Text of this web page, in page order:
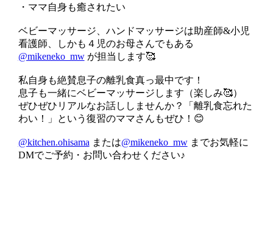
・ママ自身も癒されたい
ベビーマッサージ、ハンドマッサージは助産師&小児
看護師、しかも４児のお母さんでもある
@mikeneko_mwが担当します🥰
私自身も絶賛息子の離乳食真っ最中です！
息子も一緒にベビーマッサージします（楽しみ🥰）
ぜひぜひリアルなお話ししませんか？「離乳食忘れた
わい！」という復習のママさんもぜひ！😊
@kitchen.ohisama または@mikeneko_mwまでお気軽に
DMでご予約・お問い合わせください♪